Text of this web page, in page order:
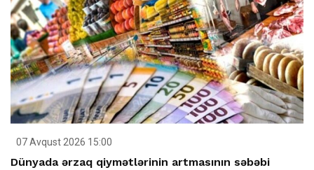
07 Avqust 2026 15:00
Dünyada ərzaq qiymətlərinin artmasının səbəbi